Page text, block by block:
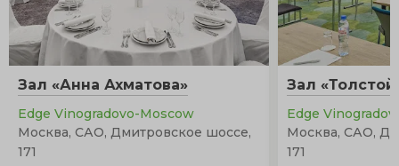
Зал «Анна Ахматова»
Edge Vinogradovо-Moscow
Москва, САО, Дмитровское шоссе,
171
Зал
Edge
Москва, САО,
171